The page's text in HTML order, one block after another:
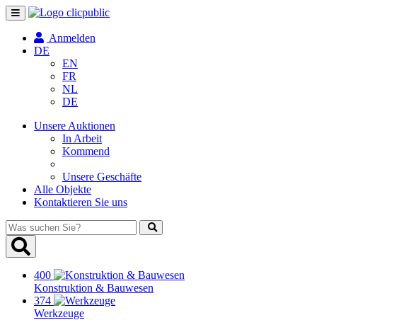
Navigation
umschalten
Anmelden
DE
EN
FR
NL
DE
Unsere Auktionen
In Arbeit
Kommend
Unsere Geschäfte
Alle Objekte
Kontaktieren Sie uns
Was
suchen
Sie?
400
Konstruktion & Bauwesen
374
Werkzeuge